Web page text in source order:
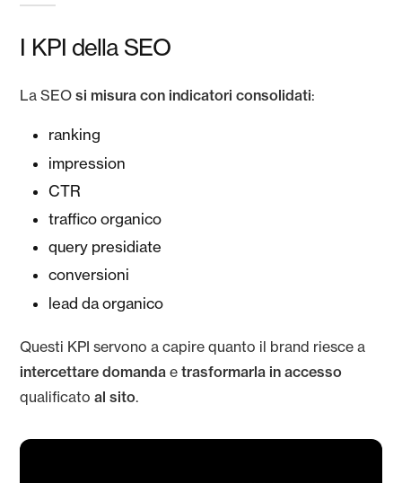
I KPI della SEO
La SEOsi misura con indicatori consolidati:
ranking
impression
CTR
traffico organico
query presidiate
conversioni
lead da organico
Questi KPI servono a capire quanto il brand riesce a
intercettare domanda etrasformarla in accesso
qualificatoal sito.